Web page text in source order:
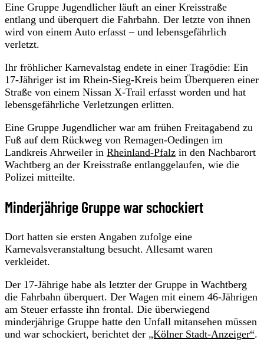
Eine Gruppe Jugendlicher läuft an einer Kreisstraße
entlang und überquert die Fahrbahn. Der letzte von ihnen
wird von einem Auto erfasst – und lebensgefährlich
verletzt.
Ihr fröhlicher Karnevalstag endete in einer Tragödie: Ein
17-Jähriger ist im Rhein-Sieg-Kreis beim Überqueren einer
Straße von einem Nissan X-Trail erfasst worden und hat
lebensgefährliche Verletzungen erlitten.
Eine Gruppe Jugendlicher war am frühen Freitagabend zu
Fuß auf dem Rückweg von Remagen-Oedingen im
Landkreis Ahrweiler in Rheinland-Pfalz in den Nachbarort
Wachtberg an der Kreisstraße entlanggelaufen, wie die
Polizei mitteilte.
Minderjährige Gruppe war schockiert
Dort hatten sie ersten Angaben zufolge eine
Karnevalsveranstaltung besucht. Allesamt waren
verkleidet.
Der 17-Jährige habe als letzter der Gruppe in Wachtberg
die Fahrbahn überquert. Der Wagen mit einem 46-Jährigen
am Steuer erfasste ihn frontal. Die überwiegend
minderjährige Gruppe hatte den Unfall mitansehen müssen
und war schockiert, berichtet der „Kölner Stadt-Anzeiger“.